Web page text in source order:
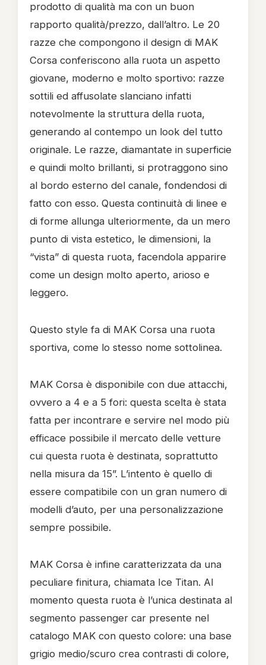
prodotto di qualità ma con un buon
rapporto qualità/prezzo, dall’altro. Le 20
razze che compongono il design di MAK
Corsa conferiscono alla ruota un aspetto
giovane, moderno e molto sportivo: razze
sottili ed affusolate slanciano infatti
notevolmente la struttura della ruota,
generando al contempo un look del tutto
originale. Le razze, diamantate in superficie
e quindi molto brillanti, si protraggono sino
al bordo esterno del canale, fondendosi di
fatto con esso. Questa continuità di linee e
di forme allunga ulteriormente, da un mero
punto di vista estetico, le dimensioni, la
“vista” di questa ruota, facendola apparire
come un design molto aperto, arioso e
leggero.
Questo style fa di MAK Corsa una ruota
sportiva, come lo stesso nome sottolinea.
MAK Corsa è disponibile con due attacchi,
ovvero a 4 e a 5 fori: questa scelta è stata
fatta per incontrare e servire nel modo più
efficace possibile il mercato delle vetture
cui questa ruota è destinata, soprattutto
nella misura da 15”. L’intento è quello di
essere compatibile con un gran numero di
modelli d’auto, per una personalizzazione
sempre possibile.
MAK Corsa è infine caratterizzata da una
peculiare finitura, chiamata Ice Titan. Al
momento questa ruota è l’unica destinata al
segmento passenger car presente nel
catalogo MAK con questo colore: una base
grigio medio/scuro crea contrasti di colore,